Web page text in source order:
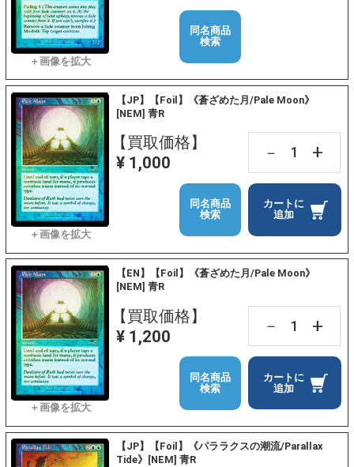
同名商品
検索
【JP】【Foil】《蒼ざめた月/Pale Moon》
[NEM] 青R
【買取価格】
¥ 1,000
－ +
カートに
追加
同名商品
検索
【EN】【Foil】《蒼ざめた月/Pale Moon》
[NEM] 青R
【買取価格】
¥ 1,200
－ +
カートに
追加
同名商品
検索
【JP】【Foil】《パララクスの潮流/Parallax
Tide》[NEM] 青R